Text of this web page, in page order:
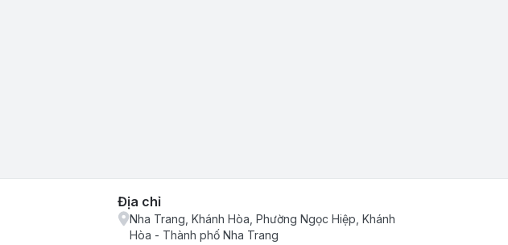
Địa chỉ
Nha Trang, Khánh Hòa, Phường Ngọc Hiệp, Khánh
Hòa - Thành phố Nha Trang